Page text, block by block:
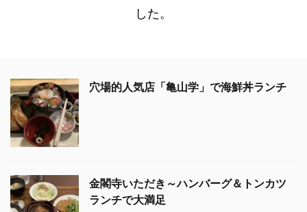
した。
穴場的人気店「亀山学」で海鮮丼ランチ
金閣寺いただき～ハンバーグ＆トンカツ
ランチで大満足